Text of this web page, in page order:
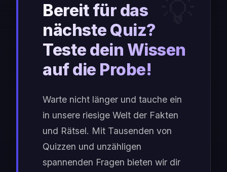
Bereit für das
nächste Quiz?
Teste dein Wissen
auf die Probe!
Warte nicht länger und tauche ein
in unsere riesige Welt der Fakten
und Rätsel. Mit Tausenden von
Quizzen und unzähligen
spannenden Fragen bieten wir dir